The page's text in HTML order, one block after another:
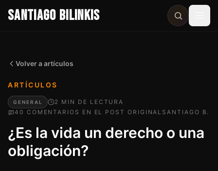
SANTIAGO BILINKIS
Volver a artículos
ARTÍCULOS
GENERAL 2 MIN DE LECTURA
40 COMENTARIO S EN EL POST ORIGINAL SANTIAGO B.
¿Es la vida un derecho o una
obligación?